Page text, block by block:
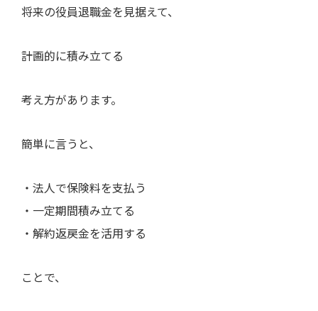
将来の役員退職金を見据えて、
計画的に積み立てる
考え方があります。
簡単に言うと、
・法人で保険料を支払う
・一定期間積み立てる
・解約返戻金を活用する
ことで、